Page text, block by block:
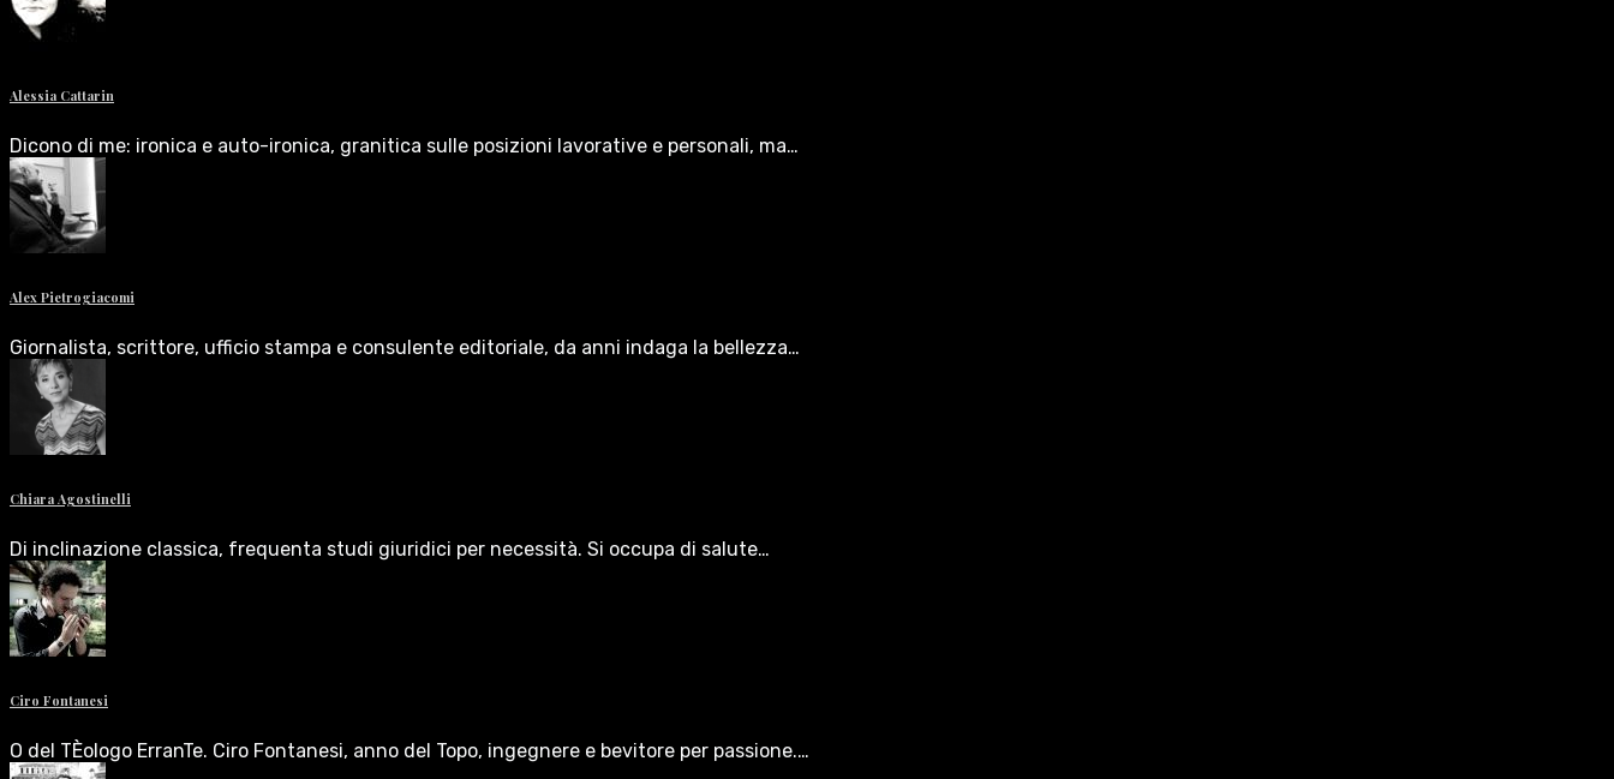
Alessia Cattarin
Dicono di me: ironica e auto-ironica, granitica sulle posizioni lavorative e personali, ma…
Alex Pietrogiacomi
Giornalista, scrittore, ufficio stampa e consulente editoriale, da anni indaga la bellezza…
Chiara Agostinelli
Di inclinazione classica, frequenta studi giuridici per necessità. Si occupa di salute…
Ciro Fontanesi
O del TÈologo ErranTe. Ciro Fontanesi, anno del Topo, ingegnere e bevitore per passione.…